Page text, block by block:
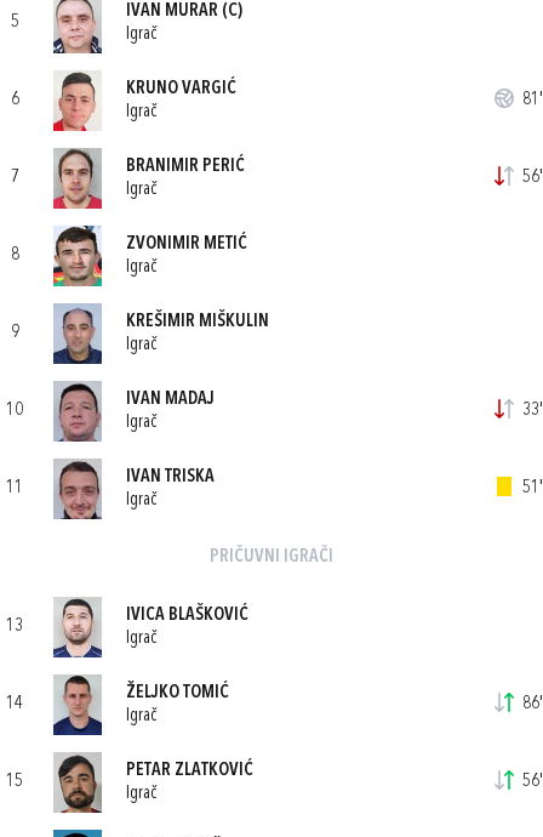
5
IVAN MURAR (C)
Igrač
6
KRUNO VARGIĆ
Igrač
81'
7
BRANIMIR PERIĆ
Igrač
56'
8
ZVONIMIR METIĆ
Igrač
9
KREŠIMIR MIŠKULIN
Igrač
10
IVAN MADAJ
Igrač
33'
11
IVAN TRISKA
Igrač
51'
PRIČUVNI IGRAČI
13
IVICA BLAŠKOVIĆ
Igrač
14
ŽELJKO TOMIĆ
Igrač
86'
15
PETAR ZLATKOVIĆ
Igrač
56'